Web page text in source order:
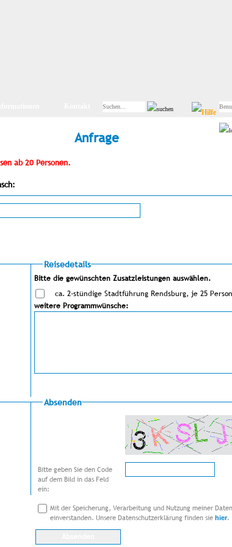
Anfrage
ab 20 Personen.
Reisedetails
Bitte die gewünschten Zusatzleistungen auswählen.
ca. 2-stündige Stadtführung Rendsburg, je 25
weitere Programmwünsche:
Absenden
Bitte geben Sie den Code
auf dem Bild in das Feld
ein:
Mit der Speicherung, Verarbeitung und Nutzung meiner
einverstanden. Unsere Datenschutzerklärung finden sie hier.